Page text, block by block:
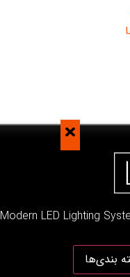
Modern LED Lighting
بندی‌ها